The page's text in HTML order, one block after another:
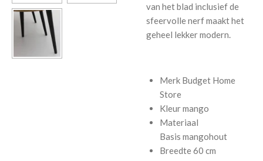
van het blad inclusief de
sfeervolle nerf maakt het
geheel lekker modern.
Merk Budget Home
Store
Kleurmango
Materiaal
Basis mangohout
Breedte60 cm